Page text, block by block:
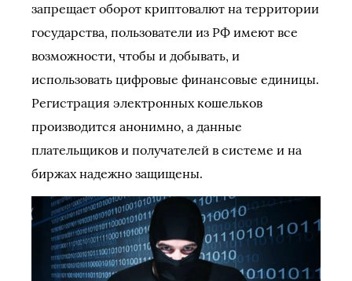
запрещает оборот криптовалют на территории
государства, пользователи из РФ имеют все
возможности, чтобы и добывать, и
использовать цифровые финансовые единицы.
Регистрация электронных кошельков
производится анонимно, а данные
плательщиков и получателей в системе и на
биржах надежно защищены.